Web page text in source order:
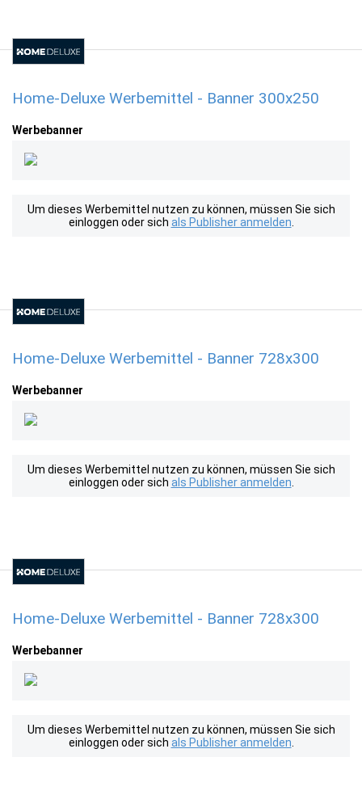
Home-Deluxe Werbemittel - Banner 300x250
Werbebanner
Um dieses Werbemittel nutzen zu können, müssen Sie sich
einloggen oder sich als Publisher anmelden
Home-Deluxe Werbemittel - Banner 728x300
Werbebanner
Um dieses Werbemittel nutzen zu können, müssen Sie sich
einloggen oder sich als Publisher anmelden
Home-Deluxe Werbemittel - Banner 728x300
Werbebanner
Um dieses Werbemittel nutzen zu können, müssen Sie sich
einloggen oder sich als Publisher anmelden